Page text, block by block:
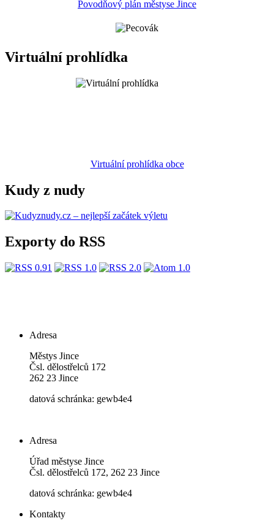
Povodňový plán městyse Jince
Virtuální prohlídka
Virtuální prohlídka obce
Kudy z nudy
Exporty do RSS
Adresa
Městys Jince
Čsl. dělostřelců 172
262 23 Jince
datová schránka: gewb4e4
Adresa
Úřad městyse Jince
Čsl. dělostřelců 172, 262 23 Jince
datová schránka: gewb4e4
Kontakty